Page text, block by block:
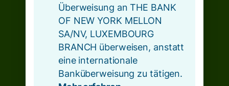
Überweisung an THE BANK
OF NEW YORK MELLON
SA/NV, LUXEMBOURG
BRANCH überweisen, anstatt
eine internationale
Banküberweisung zu tätigen.